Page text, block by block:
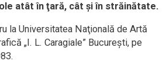
atât în ţară, cât şi în străinătate.
la Universitatea Naţională de Artă
„I. L. Caragiale” Bucureşti, pe